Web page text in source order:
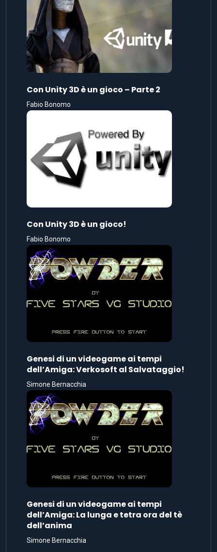
Con Unity 3D è un gioco – Parte 2
Fabio Bonomo
Con Unity 3D è un gioco!
Fabio Bonomo
Genesi di un videogame ai tempi
dell’Amiga: Verkosoft al Salvataggio!
Simone Bernacchia
Genesi di un videogame ai tempi
dell’Amiga: La lunga e tetra ora del tè
dell’anima
Simone Bernacchia